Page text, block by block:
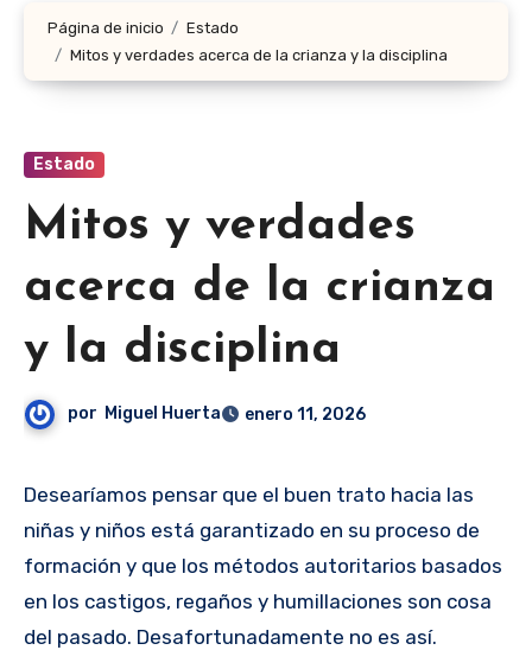
Página de inicio
Estado
Mitos y verdades acerca de la crianza y la disciplina
Estado
Mitos y verdades
acerca de la crianza
y la disciplina
por Miguel Huerta enero 11, 2026
Desearíamos pensar que el buen trato hacia las
niñas y niños está garantizado en su proceso de
formación y que los métodos autoritarios basados
en los castigos, regaños y humillaciones son cosa
del pasado. Desafortunadamente no es así.